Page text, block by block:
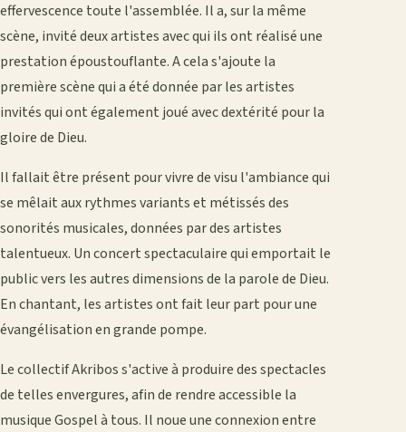
effervescence toute l'assemblée. Il a, sur la même
scène, invité deux artistes avec qui ils ont réalisé une
prestation époustouflante. A cela s'ajoute la
première scène qui a été donnée par les artistes
invités qui ont également joué avec dextérité pour la
gloire de Dieu.
Il fallait être présent pour vivre de visu l'ambiance qui
se mêlait aux rythmes variants et métissés des
sonorités musicales, données par des artistes
talentueux. Un concert spectaculaire qui emportait le
public vers les autres dimensions de la parole de Dieu.
En chantant, les artistes ont fait leur part pour une
évangélisation en grande pompe.
Le collectif Akribos s'active à produire des spectacles
de telles envergures, afin de rendre accessible la
musique Gospel à tous. Il noue une connexion entre